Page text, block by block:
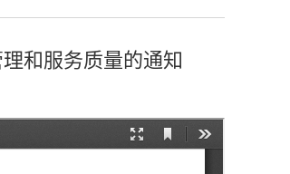
和服务质量的通知